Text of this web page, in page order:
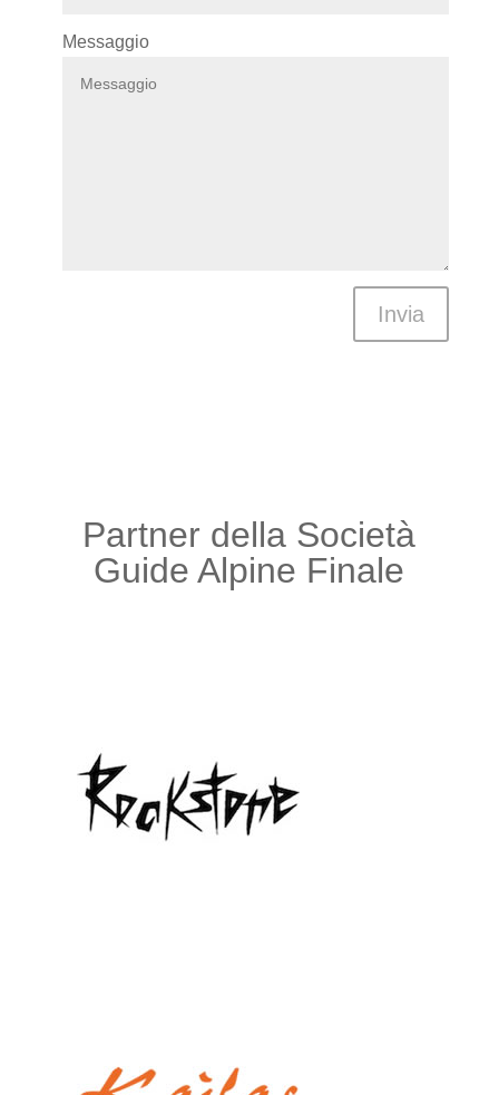
Messaggio
Invia
Partner della Società
Guide Alpine Finale